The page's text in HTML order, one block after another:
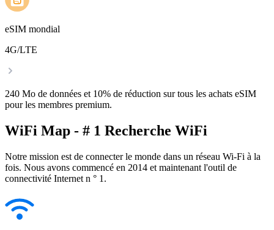
eSIM mondial
4G/LTE
240 Mo de données et 10% de réduction sur tous les achats eSIM
pour les membres premium.
WiFi Map - # 1 Recherche WiFi
Notre mission est de connecter le monde dans un réseau Wi-Fi à la
fois. Nous avons commencé en 2014 et maintenant l'outil de
connectivité Internet n ° 1.